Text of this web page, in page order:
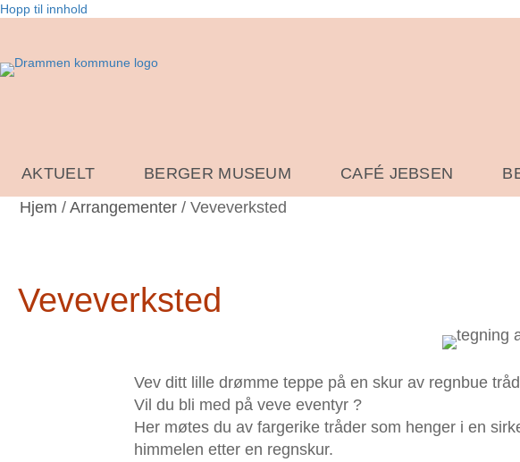
Hopp til innhold
AKTUELT BERGER MUSEUM CAFÉ JEBSEN
Hjem / Arrangementer / Veveverksted
Veveverksted
Vev ditt lille drømme teppe på en skur av regnbue
Vil du bli med på veve eventyr ?
Her møtes du av fargerike tråder som henger i en
himmelen etter en regnskur.